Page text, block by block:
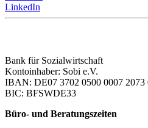
LinkedIn
Bank für Sozialwirtschaft
Kontoinhaber: Sobi e.V.
IBAN: DE07 3702 0500 0007 2073
BIC: BFSWDE33
Büro- und Beratungszeiten